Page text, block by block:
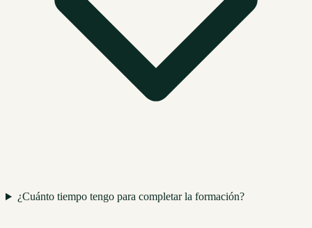
¿Cuánto tiempo tengo para completar la formación?